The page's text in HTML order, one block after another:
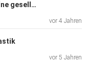
audioKanal²¹: Corona und seine gesellschaftlichen Auswirkungen
vor 4 Jahren
vor 5 Jahren